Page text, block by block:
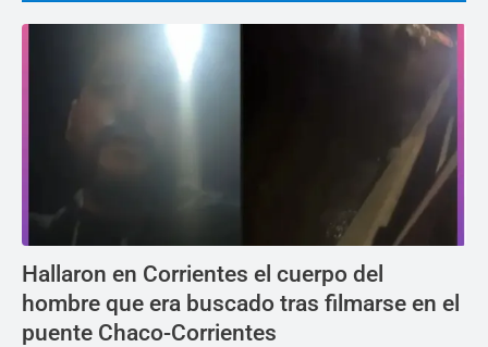
Hallaron en Corrientes el cuerpo del
hombre que era buscado tras filmarse en el
puente Chaco-Corrientes